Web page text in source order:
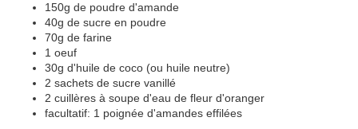
150g de poudre d'amande
40g de sucre en poudre
70g de farine
1 oeuf
30g d'huile de coco (ou huile neutre)
2 sachets de sucre vanillé
2 cuillères à soupe d'eau de fleur d'oranger
facultatif: 1 poignée d'amandes effilées